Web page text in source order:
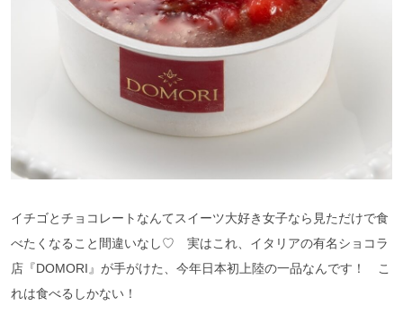
イチゴとチョコレートなんてスイーツ大好き女子なら見ただけで食
べたくなること間違いなし♡ 実はこれ、イタリアの有名ショコラ
店『DOMORI』が手がけた、今年日本初上陸の一品なんです！ こ
れは食べるしかない！